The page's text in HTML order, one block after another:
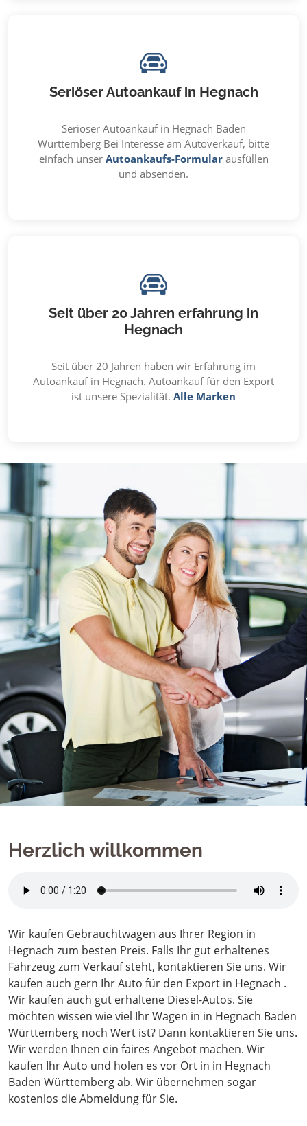
Seriöser Autoankauf in Hegnach
Seriöser Autoankauf in Hegnach Baden
Württemberg Bei Interesse am Autoverkauf, bitte
einfach unser Autoankaufs-Formularausfüllen
und absenden.
Seit über 20 Jahren erfahrung in
Hegnach
Seit über 20 Jahren haben wir Erfahrung im
Autoankauf in Hegnach. Autoankauf für den Export
ist unsere Spezialität. Alle Marken
Herzlich willkommen
Wir kaufen Gebrauchtwagen aus Ihrer Region in
Hegnach zum besten Preis. Falls Ihr gut erhaltenes
Fahrzeug zum Verkauf steht, kontaktieren Sie uns. Wir
kaufen auch gern Ihr Auto für den Export in Hegnach .
Wir kaufen auch gut erhaltene Diesel-Autos. Sie
möchten wissen wie viel Ihr Wagen in in Hegnach Baden
Württemberg noch Wert ist? Dann kontaktieren Sie uns.
Wir werden Ihnen ein faires Angebot machen. Wir
kaufen Ihr Auto und holen es vor Ort in in Hegnach
Baden Württemberg ab. Wir übernehmen sogar
kostenlos die Abmeldung für Sie.